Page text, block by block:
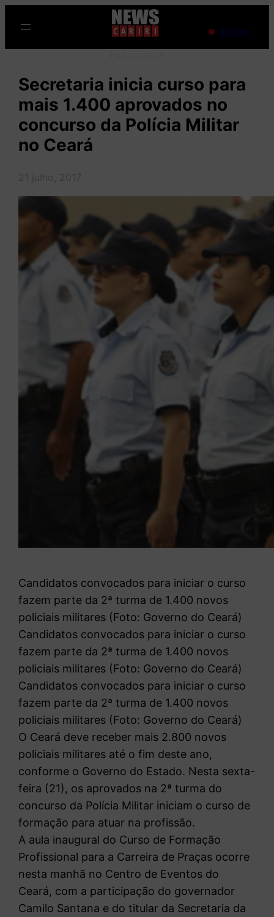
para
o
Ao Vivo
Secretaria inicia curso para
mais 1.400 aprovados no
concurso da Polícia Militar
no Ceará
21 julho, 2017
Candidatos convocados para iniciar o curso
fazem parte da 2ª turma de 1.400 novos
policiais militares (Foto: Governo do Ceará)
Candidatos convocados para iniciar o curso
fazem parte da 2ª turma de 1.400 novos
policiais militares (Foto: Governo do Ceará)
Candidatos convocados para iniciar o curso
fazem parte da 2ª turma de 1.400 novos
policiais militares (Foto: Governo do Ceará)
O Ceará deve receber mais 2.800 novos
policiais militares até o fim deste ano,
conforme o Governo do Estado. Nesta sexta-
feira (21), os aprovados na 2ª turma do
concurso da Polícia Militar iniciam o curso de
formação para atuar na profissão.
A aula inaugural do Curso de Formação
Profissional para a Carreira de Praças ocorre
nesta manhã no Centro de Eventos do
Ceará, com a participação do governador
Camilo Santana e do titular da Secretaria da